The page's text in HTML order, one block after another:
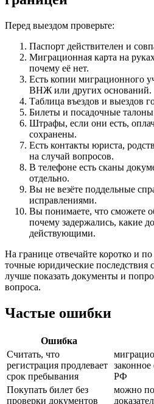
Перед выездом проверьте:
Паспорт действителен и
Миграционная карта на
почему её нет.
Есть копии миграционного
ВНЖ или других оснований.
Таблица въездов и выездов
Билеты и посадочные
Штрафы, если они есть,
сохранены.
Есть контакты юриста,
на случай вопросов.
В телефоне есть сканы
отдельно.
Вы не везёте поддельные
исправлениями.
Вы понимаете, что сможете
почему задержались, какие
действующими.
На границе отвечайте коротко и
точные юридические последствия
лучше показать документы и
вопроса.
Частые ошибки
Ошибка
Считать, что
регистрация продлевает
срок пребывания
законное
РФ
Покупать билет без
проверки документов
можно